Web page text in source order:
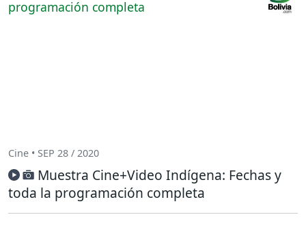
Cine • SEP 28 / 2020
Muestra Cine+Video Indígena: Fechas y
toda la programación completa